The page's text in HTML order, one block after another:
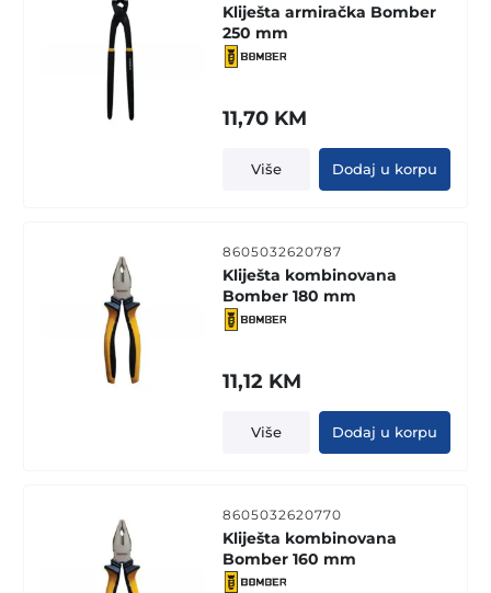
Kliješta armiračka Bomber
250 mm
11,70 KM
Više Dodaj u korpu
8605032620787
Kliješta kombinovana
Bomber 180 mm
11,12 KM
Više Dodaj u korpu
8605032620770
Kliješta kombinovana
Bomber 160 mm